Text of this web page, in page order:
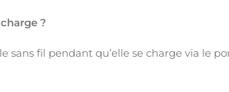
?
sans fil pendant qu’elle se charge via le